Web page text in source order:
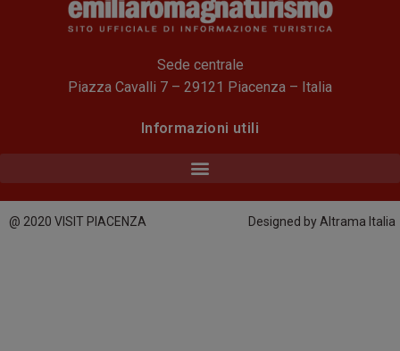
Sede centrale
Piazza Cavalli 7 – 29121 Piacenza – Italia
Informazioni utili
@ 2020 VISIT PIACENZA Designed by Altrama Italia